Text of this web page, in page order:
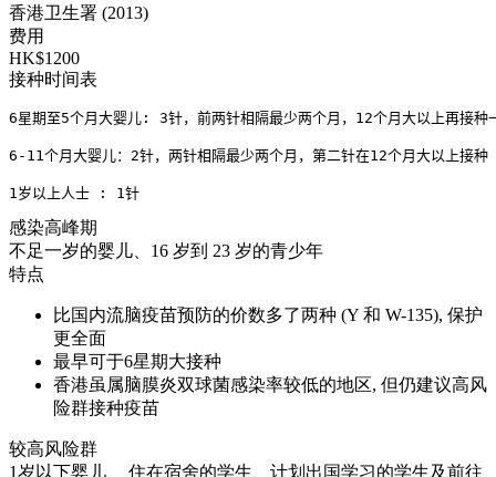
香港卫生署 (2013)
费用
HK$1200
接种时间表
6星期至5个月大婴儿: 3针，前两针相隔最少两个月，12个月大以上再接种
6-11个月大婴儿：2针，两针相隔最少两个月，第二针在12个月大以上接种
1岁以上人士 : 1针
感染高峰期
不足一岁的婴儿、16 岁到 23 岁的青少年
特点
比国内流脑疫苗预防的价数多了两种 (Y 和 W-135), 保护
更全面
最早可于6星期大接种
香港虽属脑膜炎双球菌感染率较低的地区, 但仍建议高风
险群接种疫苗
较高风险群
1岁以下婴儿、 住在宿舍的学生、计划出国学习的学生及前往